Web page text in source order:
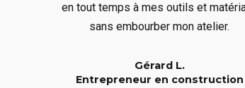
en tout temps à mes outils et
sans embourber mon atelier.
Gérard L.
Entrepreneur en construction